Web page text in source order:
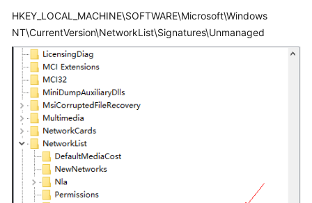
用
户
指
南
最
佳
实
践
技
术
HKEY_LOCAL_MACHINE\SOFTWARE\Microsoft\Windows
NT\CurrentVersion\NetworkList\Signatures\Unmanaged